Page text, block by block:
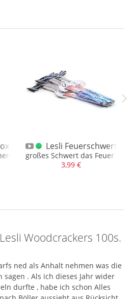
ll Lesli Feuerschwert
großes Schwert das Feuer
3,99 €
Woodcrackers 100s.
ned als Anhalt nehmen was die
sagen . Als ich dieses Jahr wider
durfte , habe ich schon Alles